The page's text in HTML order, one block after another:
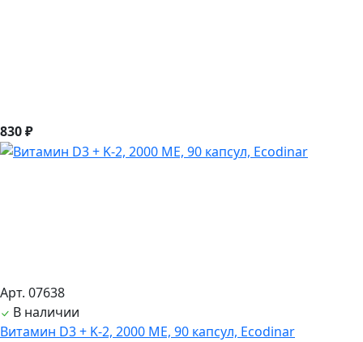
830 ₽
Арт. 07638
В наличии
Витамин D3 + K-2, 2000 ME, 90 капсул, Ecodinar